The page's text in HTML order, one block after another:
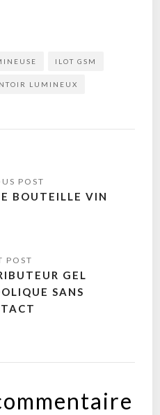
ILOT GSM
LUMINEUX
BOUTEILLE VIN
GEL
SANS